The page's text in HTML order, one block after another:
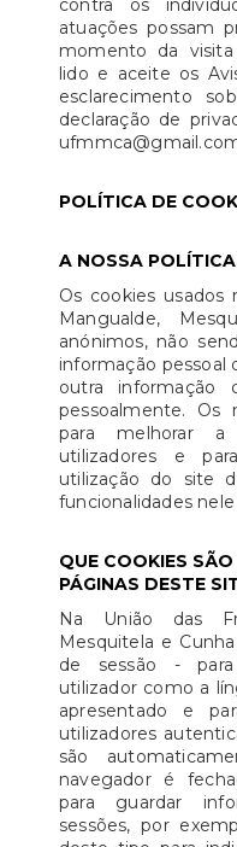
contra os
atuações possam
momento da
lido e aceite os
esclarecimento
declaração de
POLÍTICA DE
A NOSSA
Os cookies usados
Mangualde,
anónimos, não
informação pessoal
outra informação
pessoalmente. Os
para melhorar a
utilizadores e
utilização do site
funcionalidades
QUE COOKIES
PÁGINAS DESTE
Na União das
Mesquitela e
de sessão -
utilizador como a
apresentado e
utilizadores
são
navegador é
para guardar
sessões, por